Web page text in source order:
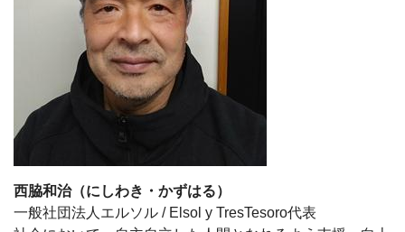
西脇和治（にしわき・かずはる）
一般社団法人エルソル / Elsol y TresTesoro代表